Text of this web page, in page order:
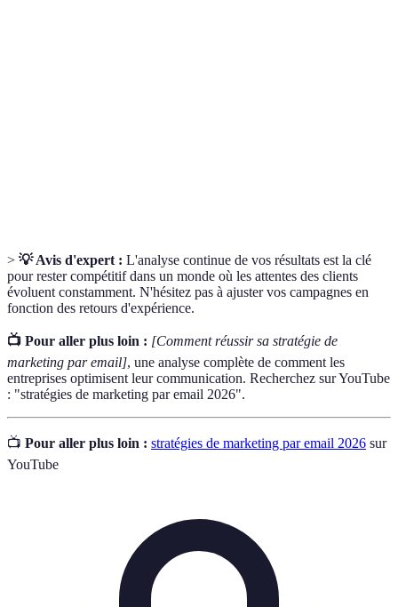
> 💡 Avis d'expert : L'analyse continue de vos résultats est la clé
pour rester compétitif dans un monde où les attentes des clients
évoluent constamment. N'hésitez pas à ajuster vos campagnes en
fonction des retours d'expérience.
📺 Pour aller plus loin : [Comment réussir sa stratégie de
marketing par email], une analyse complète de comment les
entreprises optimisent leur communication. Recherchez sur YouTube
: "stratégies de marketing par email 2026".
📺 Pour aller plus loin : stratégies de marketing par email 2026 sur
YouTube